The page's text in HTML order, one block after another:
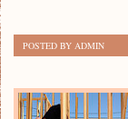
POSTED BY ADMIN